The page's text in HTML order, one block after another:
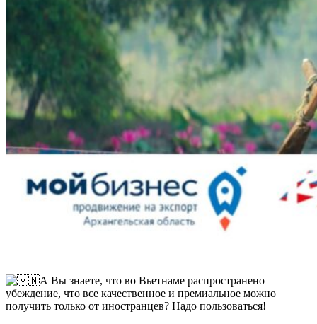
А Вы знаете, что во Вьетнаме распространено
убеждение, что все качественное и премиальное можно
получить только от иностранцев? Надо пользоваться!